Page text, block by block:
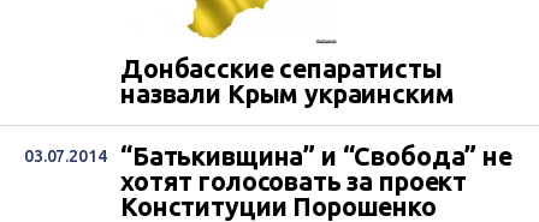
Донбасские сепаратисты
назвали Крым украинским
03.07.2014
“Батькивщина” и “Свобода” не
хотят голосовать за проект
Конституции Порошенко